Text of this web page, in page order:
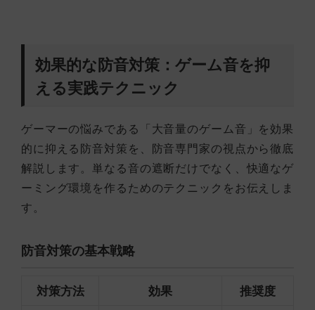
効果的な防音対策：ゲーム音を抑
える実践テクニック
ゲーマーの悩みである「大音量のゲーム音」を効果
的に抑える防音対策を、防音専門家の視点から徹底
解説します。単なる音の遮断だけでなく、快適なゲ
ーミング環境を作るためのテクニックをお伝えしま
す。
防音対策の基本戦略
対策方法 効果 推奨度